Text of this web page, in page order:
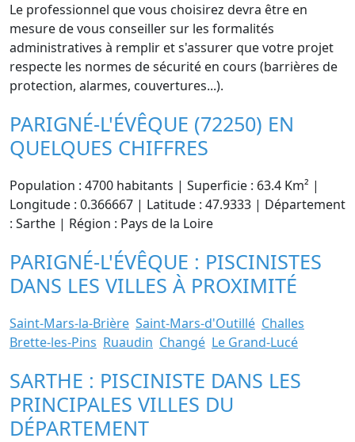
Le professionnel que vous choisirez devra être en
mesure de vous conseiller sur les formalités
administratives à remplir et s'assurer que votre projet
respecte les normes de sécurité en cours (barrières de
protection, alarmes, couvertures...).
PARIGNÉ-L'ÉVÊQUE (72250) EN
QUELQUES CHIFFRES
Population : 4700 habitants | Superficie : 63.4 Km² |
Longitude : 0.366667 | Latitude : 47.9333 | Département
: Sarthe | Région : Pays de la Loire
PARIGNÉ-L'ÉVÊQUE : PISCINISTES
DANS LES VILLES À PROXIMITÉ
Saint-Mars-la-Brière Saint-Mars-d'Outillé Challes
Brette-les-Pins Ruaudin Changé Le Grand-Lucé
SARTHE : PISCINISTE DANS LES
PRINCIPALES VILLES DU
DÉPARTEMENT